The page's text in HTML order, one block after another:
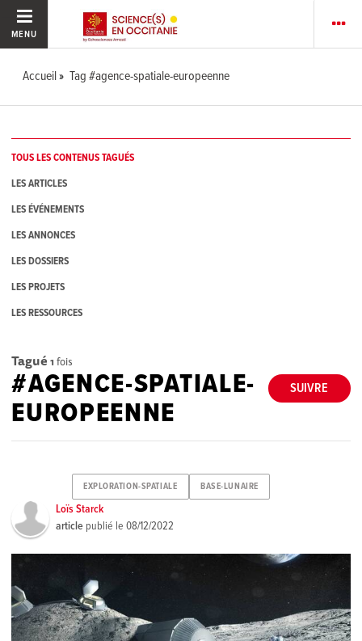
MENU
Accueil Tag #agence-spatiale-europeenne
TOUS LES CONTENUS TAGUÉS
LES ARTICLES
LES ÉVÉNEMENTS
LES ANNONCES
LES DOSSIERS
LES PROJETS
LES RESSOURCES
Tagué 1 fois
SUIVRE
#AGENCE-SPATIALE-
EUROPEENNE
EXPLORATION-SPATIALE BASE-LUNAIRE
Loïs Starck
article publié le08/12/2022